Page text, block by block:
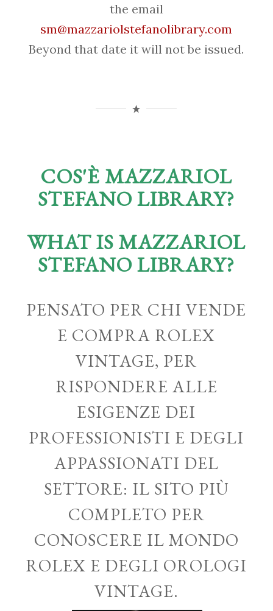
the email
sm@mazzariolstefanolibrary.com
Beyond that date it will not be issued.
COS'È MAZZARIOL
STEFANO LIBRARY?
WHAT IS MAZZARIOL
STEFANO LIBRARY?
PENSATO PER CHI VENDE
E COMPRA ROLEX
VINTAGE, PER
RISPONDERE ALLE
ESIGENZE DEI
PROFESSIONISTI E DEGLI
APPASSIONATI DEL
SETTORE: IL SITO PIÙ
COMPLETO PER
CONOSCERE IL MONDO
ROLEX E DEGLI OROLOGI
VINTAGE.